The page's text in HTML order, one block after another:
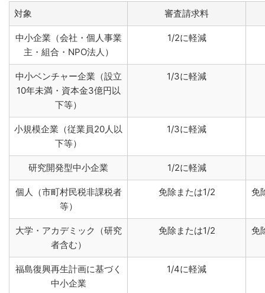
対象 審査請求料
中小企業（会社・個人事業
主・組合・NPO法人）
1/2に軽減
中小ベンチャー企業（設立
10年未満・資本金3億円以
下等）
1/3に軽減
小規模企業（従業員20人以
下等）
1/3に軽減
研究開発型中小企業 1/2に軽減
個人（市町村民税非課税者
等）
免除または1/2 免
大学・アカデミック（研究
者含む）
免除または1/2 免
福島復興再生計画に基づく
中小企業
1/4に軽減